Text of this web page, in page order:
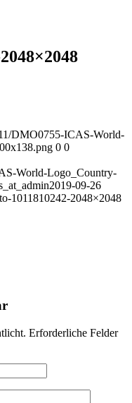
DMO0755-ICAS-World-
0 0
World-Logo_Country-
2019-09-26
1011810242-2048×2048
Erforderliche Felder